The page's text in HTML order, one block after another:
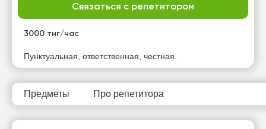
Связаться с репетитором
3000 тнг/час
Пунктуальная, ответственная, честная.
Предметы Про репетитора
пн
вт
Нет
Нет
Нет
свободных